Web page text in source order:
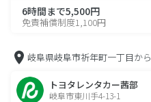
6時間まで5,500円
免責補償制度1,100円
岐阜県岐阜市祈年町一丁目から
トヨタレンタカー茜部
岐阜市東川手4-13-1